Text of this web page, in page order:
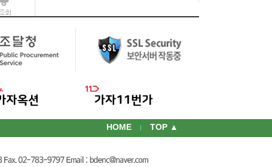
HOME TOP ▲